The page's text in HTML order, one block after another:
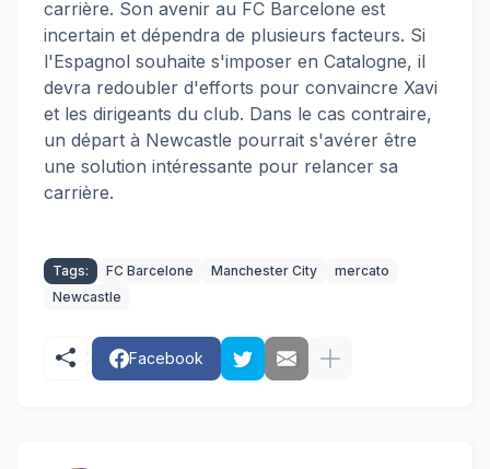
carrière. Son avenir au FC Barcelone est
incertain et dépendra de plusieurs facteurs. Si
l'Espagnol souhaite s'imposer en Catalogne, il
devra redoubler d'efforts pour convaincre Xavi
et les dirigeants du club. Dans le cas contraire,
un départ à Newcastle pourrait s'avérer être
une solution intéressante pour relancer sa
carrière.
Tags: FC Barcelone Manchester City
mercato
Newcastle
Facebook